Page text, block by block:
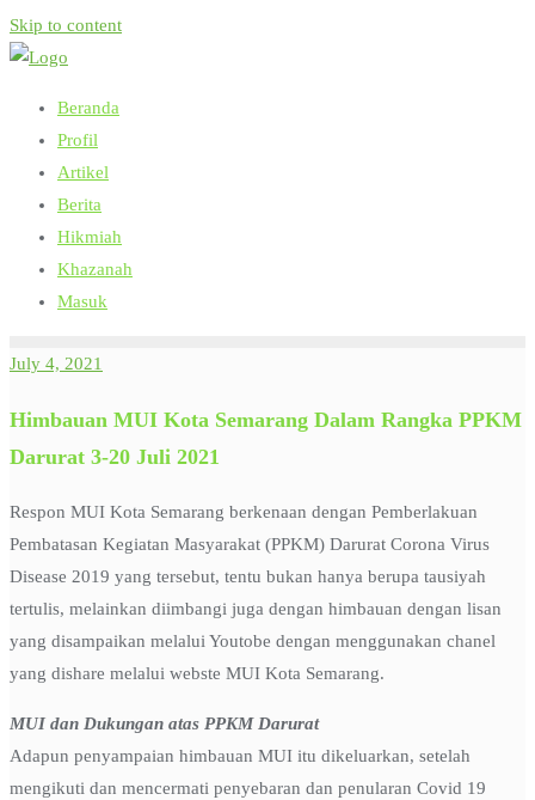
Skip to content
Beranda
Profil
Artikel
Berita
Hikmiah
Khazanah
Masuk
July 4, 2021
Himbauan MUI Kota Semarang Dalam Rangka PPKM
Darurat 3-20 Juli 2021
Respon MUI Kota Semarang berkenaan dengan Pemberlakuan
Pembatasan Kegiatan Masyarakat (PPKM) Darurat Corona Virus
Disease 2019 yang tersebut, tentu bukan hanya berupa tausiyah
tertulis, melainkan diimbangi juga dengan himbauan dengan lisan
yang disampaikan melalui Youtobe dengan menggunakan chanel
yang dishare melalui webste MUI Kota Semarang.
MUI dan Dukungan atas PPKM Darurat
Adapun penyampaian himbauan MUI itu dikeluarkan, setelah
mengikuti dan mencermati penyebaran dan penularan Covid 19